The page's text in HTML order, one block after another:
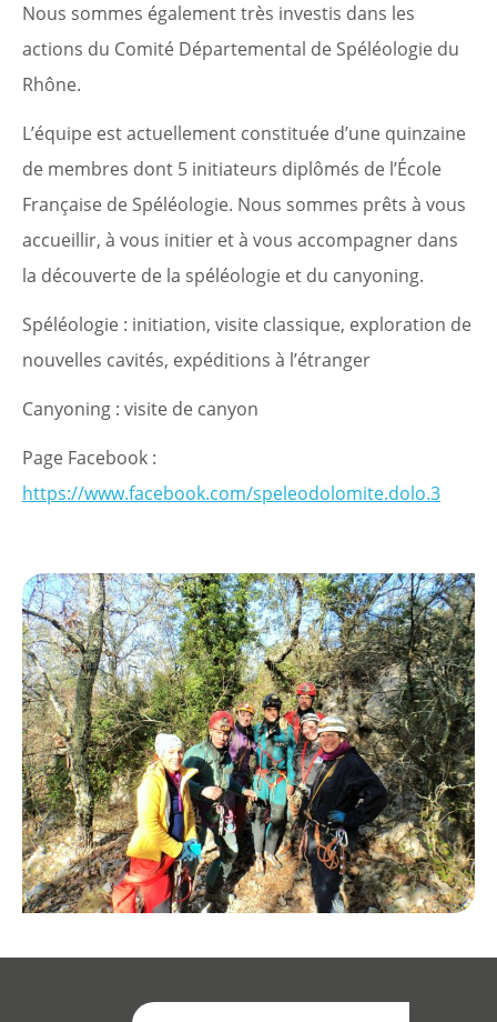
Nous sommes également très investis dans les
actions du Comité Départemental de Spéléologie du
Rhône.
L’équipe est actuellement constituée d’une quinzaine
de membres dont 5 initiateurs diplômés de l’École
Française de Spéléologie. Nous sommes prêts à vous
accueillir, à vous initier et à vous accompagner dans
la découverte de la spéléologie et du canyoning.
Spéléologie : initiation, visite classique, exploration de
nouvelles cavités, expéditions à l’étranger
Canyoning : visite de canyon
Page Facebook :
https://www.facebook.com/speleodolomite.dolo.3
Citoyen
Dynamique
Démarches
Annuaire
Agenda
Actualités
Démarches
Annuaire
Agenda
Actualités